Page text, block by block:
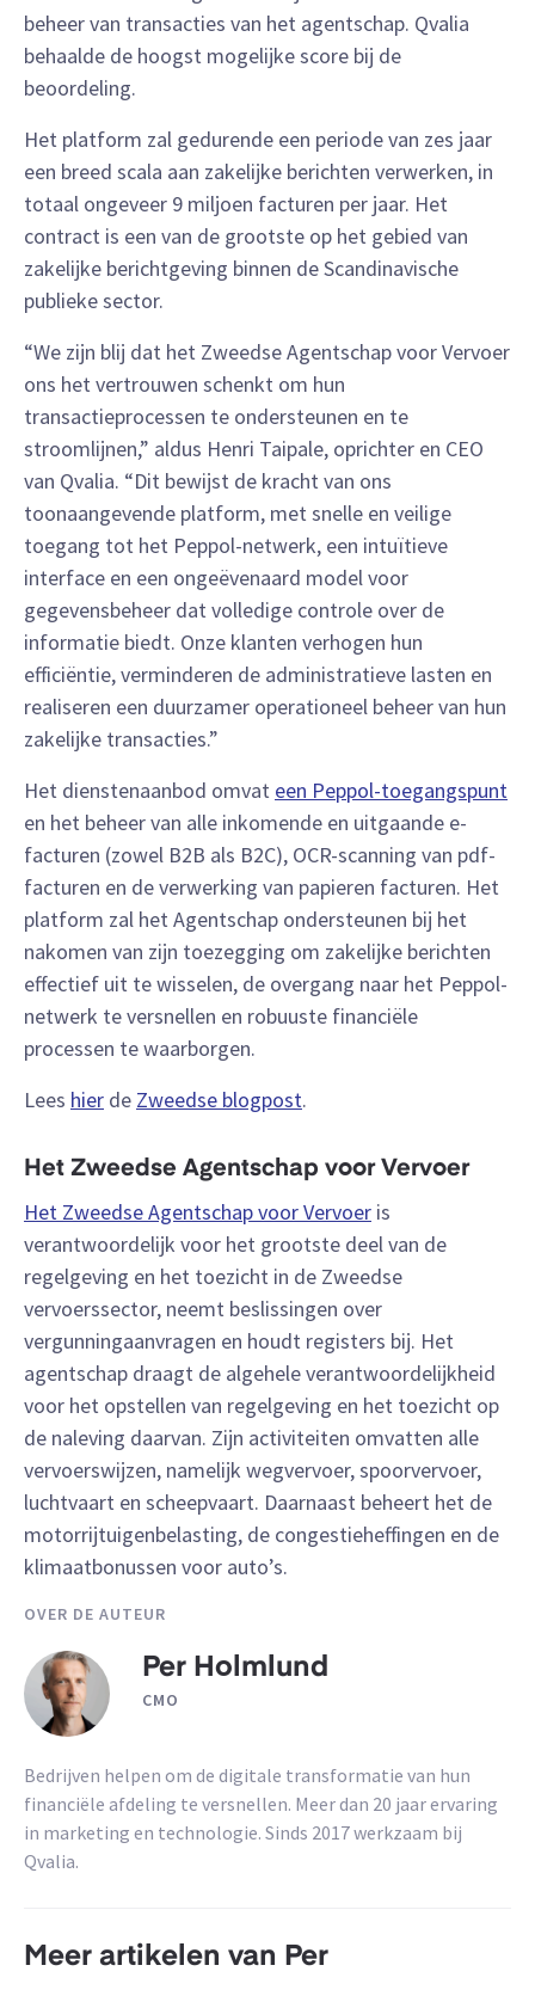
beheer van transacties van het agentschap. Qvalia
behaalde de hoogst mogelijke score bij de
beoordeling.
Het platform zal gedurende een periode van zes jaar
een breed scala aan zakelijke berichten verwerken, in
totaal ongeveer 9 miljoen facturen per jaar. Het
contract is een van de grootste op het gebied van
zakelijke berichtgeving binnen de Scandinavische
publieke sector.
“We zijn blij dat het Zweedse Agentschap voor Vervoer
ons het vertrouwen schenkt om hun
transactieprocessen te ondersteunen en te
stroomlijnen,” aldus Henri Taipale, oprichter en CEO
van Qvalia. “Dit bewijst de kracht van ons
toonaangevende platform, met snelle en veilige
toegang tot het Peppol-netwerk, een intuïtieve
interface en een ongeëvenaard model voor
gegevensbeheer dat volledige controle over de
informatie biedt. Onze klanten verhogen hun
efficiëntie, verminderen de administratieve lasten en
realiseren een duurzamer operationeel beheer van hun
zakelijke transacties.”
Het dienstenaanbod omvat een Peppol-toegangspunt
en het beheer van alle inkomende en uitgaande e-
facturen (zowel B2B als B2C), OCR-scanning van pdf-
facturen en de verwerking van papieren facturen. Het
platform zal het Agentschap ondersteunen bij het
nakomen van zijn toezegging om zakelijke berichten
effectief uit te wisselen, de overgang naar het Peppol-
netwerk te versnellen en robuuste financiële
processen te waarborgen.
Lees hier de Zweedse blogpost.
Het Zweedse Agentschap voor Vervoer
Het Zweedse Agentschap voor Vervoer is
verantwoordelijk voor het grootste deel van de
regelgeving en het toezicht in de Zweedse
vervoerssector, neemt beslissingen over
vergunningaanvragen en houdt registers bij. Het
agentschap draagt de algehele verantwoordelijkheid
voor het opstellen van regelgeving en het toezicht op
de naleving daarvan. Zijn activiteiten omvatten alle
vervoerswijzen, namelijk wegvervoer, spoorvervoer,
luchtvaart en scheepvaart. Daarnaast beheert het de
motorrijtuigenbelasting, de congestieheffingen en de
klimaatbonussen voor auto’s.
OVER DE AUTEUR
Per Holmlund
CMO
Bedrijven helpen om de digitale transformatie van hun
financiële afdeling te versnellen. Meer dan 20 jaar ervaring
in marketing en technologie. Sinds 2017 werkzaam bij
Qvalia.
Meer artikelen van Per